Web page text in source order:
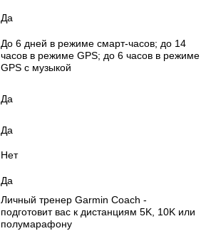
Да
До 6 дней в режиме смарт-часов; до 14
часов в режиме GPS; до 6 часов в режиме
GPS с музыкой
Да
Да
Нет
Да
Личный тренер Garmin Coach -
подготовит вас к дистанциям 5K, 10K или
полумарафону